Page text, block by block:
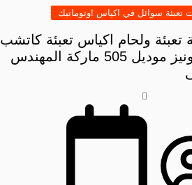
تعبئة سوائل في اكياس اوتوماتيك
تعبئة ولحام اكياس تعبئة كاتشب
و مايونيز موديل 505 ماركة المهندس